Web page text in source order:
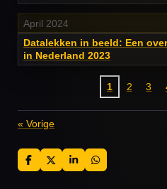
April 2024
Datalekken in beeld: Een
in Nederland 2023
1 2 3
« Vorige
D
e
D
e
S
h
D
e